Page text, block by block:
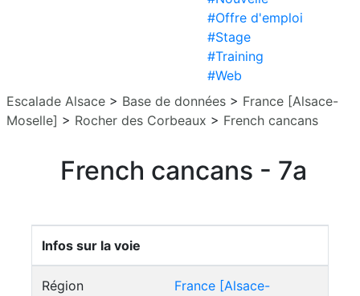
#Offre d'emploi
#Stage
#Training
#Web
Escalade Alsace > Base de données > France [Alsace-
Moselle] > Rocher des Corbeaux > French cancans
French cancans - 7a
Infos sur la voie
Région
France [Alsace-